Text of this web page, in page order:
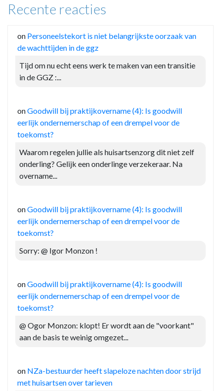
Recente reacties
on Personeelstekort is niet belangrijkste oorzaak van
de wachttijden in de ggz
Tijd om nu echt eens werk te maken van een transitie
in de GGZ :...
onGoodwill bij praktijkovername (4): Is goodwill
eerlijk ondernemerschap of een drempel voor de
toekomst?
Waarom regelen jullie als huisartsenzorg dit niet zelf
onderling? Gelijk een onderlinge verzekeraar. Na
overname...
onGoodwill bij praktijkovername (4): Is goodwill
eerlijk ondernemerschap of een drempel voor de
toekomst?
Sorry: @ Igor Monzon !
onGoodwill bij praktijkovername (4): Is goodwill
eerlijk ondernemerschap of een drempel voor de
toekomst?
@ Ogor Monzon: klopt! Er wordt aan de "voorkant"
aan de basis te weinig omgezet...
on NZa-bestuurder heeft slapeloze nachten door strijd
met huisartsen over tarieven